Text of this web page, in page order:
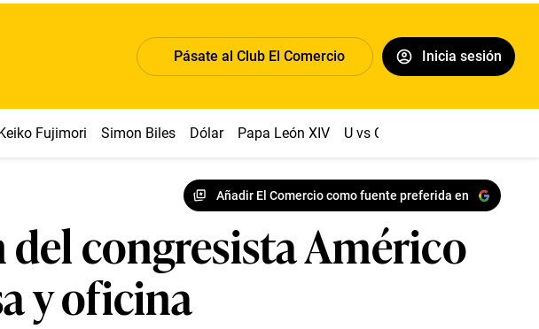
Pásate al Club El Comercio Inicia sesión
Fujimori Simon Biles Dólar Papa León XIV U vs Cristal
Añadir El Comercio como fuente preferida en
del congresista Américo
y oficina